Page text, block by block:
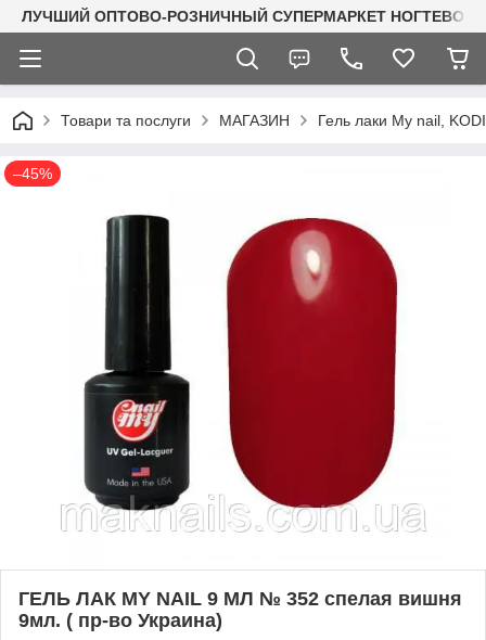
ЛУЧШИЙ ОПТОВО-РОЗНИЧНЫЙ СУПЕРМАРКЕТ
Товари та послуги МАГАЗИН Гель лаки My nail,
–45%
ГЕЛЬ ЛАК MY NAIL 9 МЛ № 352 спелая вишня
9мл. ( пр-во Украина)